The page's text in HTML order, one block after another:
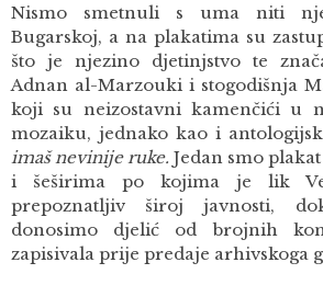
Nismo smetnuli s uma niti
Bugarskoj, a na plakatima su
što je njezino djetinjstvo te
Adnan al-Marzouki i stogodišnja
koji su neizostavni kamenčići u
mozaiku, jednako kao i
imaš nevinije ruke. Jedan smo
i šeširima po kojima je lik
prepoznatljiv široj javnosti,
donosimo djelić od brojnih
zapisivala prije predaje arhivskoga